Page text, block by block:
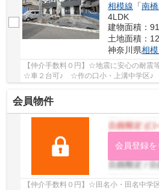
相模線 「南
4LDK
建物面積：
土地面積：
神奈川県相
【仲介手数料０円】☆地震に安心の耐
☆車２台可♪ ☆作の口小・上溝中学区♪
区の新築一戸建ての事ならリビングボイ
会員物件
会員登録
【仲介手数料０円】☆田名小・田名中